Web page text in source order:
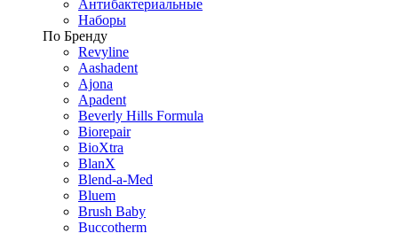
Антибактериальные
Наборы
По Бренду
Revyline
Aashadent
Ajona
Apadent
Beverly Hills Formula
Biorepair
BioXtra
BlanX
Blend-a-Med
Bluem
Brush Baby
Buccotherm